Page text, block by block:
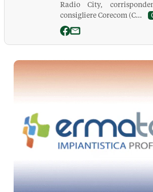
Radio City,
consigliere Corecom (C...
La Pressa